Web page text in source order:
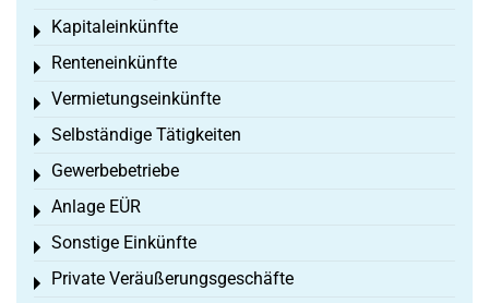
Kapitaleinkünfte
Toggle menu
Renteneinkünfte
Toggle menu
Vermietungseinkünfte
Toggle menu
Selbständige Tätigkeiten
Toggle menu
Gewerbebetriebe
Toggle menu
Anlage EÜR
Toggle menu
Sonstige Einkünfte
Toggle menu
Private Veräußerungsgeschäfte
Toggle menu